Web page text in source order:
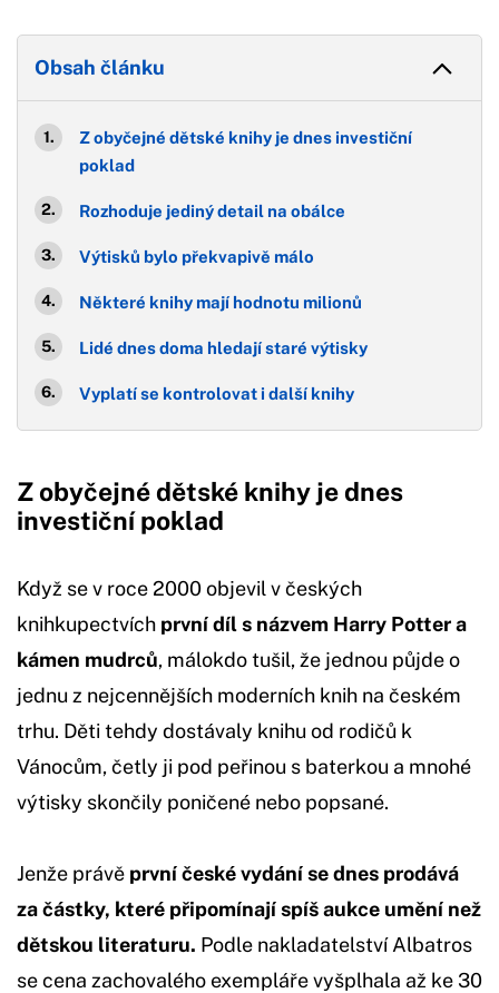
Obsah článku
Z obyčejné dětské knihy je dnes investiční
poklad
Rozhoduje jediný detail na obálce
Výtisků bylo překvapivě málo
Některé knihy mají hodnotu milionů
Lidé dnes doma hledají staré výtisky
Vyplatí se kontrolovat i další knihy
Z obyčejné dětské knihy je dnes
investiční poklad
Když se v roce 2000 objevil v českých
knihkupectvích první díl s názvem Harry Potter a
kámen mudrců, málokdo tušil, že jednou půjde o
jednu z nejcennějších moderních knih na českém
trhu. Děti tehdy dostávaly knihu od rodičů k
Vánocům, četly ji pod peřinou s baterkou a mnohé
výtisky skončily poničené nebo popsané.
Jenže právě první české vydání se dnes prodává
za částky, které připomínají spíš aukce umění než
dětskou literaturu. Podle nakladatelství Albatros
se cena zachovalého exempláře vyšplhala až ke 30